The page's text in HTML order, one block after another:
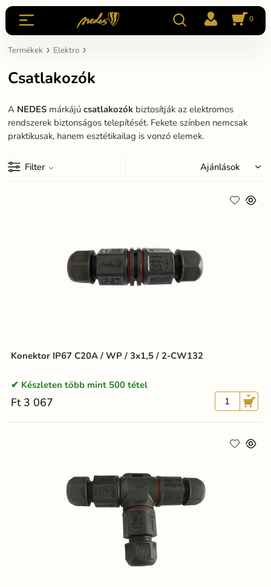
0
Termékek Elektro
Csatlakozók
A NEDES márkájúcsatlakozók biztosítják az elektromos
rendszerek biztonságos telepítését. Fekete színben nemcsak
praktikusak, hanem esztétikailag is vonzó elemek.
Filter
Konektor IP67 C20A / WP / 3x1,5 / 2-CW132
Készleten több mint 500 tétel
Ft 3 067